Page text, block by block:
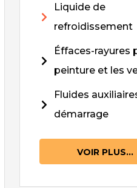
Liquide de
refroidissement
Éffaces-rayures
peinture et les
Fluides
démarrage
VOIR PLUS...